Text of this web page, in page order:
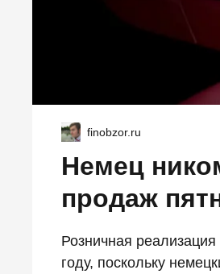
finobzor.ru
Немец
продаж
Розничная
году, поскольку